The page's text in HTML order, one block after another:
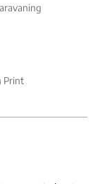
Print